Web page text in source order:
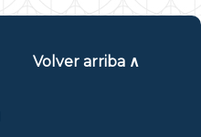
Volver arriba ∧